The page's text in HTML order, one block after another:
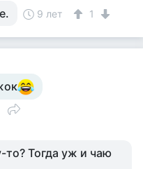
9 лет 1
то? Тогда уж и чаю